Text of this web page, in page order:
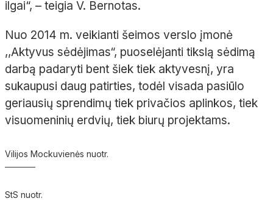
ilgai“, – teigia V. Bernotas.
Nuo 2014 m. veikianti šeimos verslo įmonė
,,Aktyvus sėdėjimas“, puoselėjanti tikslą sėdimą
darbą padaryti bent šiek tiek aktyvesnį, yra
sukaupusi daug patirties, todėl visada pasiūlo
geriausių sprendimų tiek privačios aplinkos, tiek
visuomeninių erdvių, tiek biurų projektams.
Vilijos Mockuvienės nuotr.
StS nuotr.